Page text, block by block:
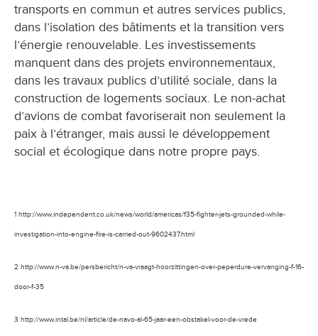
transports en commun et autres services publics,
dans l’isolation des bâtiments et la transition vers
l’énergie renouvelable. Les investissements
manquent dans des projets environnementaux,
dans les travaux publics d’utilité sociale, dans la
construction de logements sociaux. Le non-achat
d’avions de combat favoriserait non seulement la
paix à l’étranger, mais aussi le développement
social et écologique dans notre propre pays.
1 http://www.independent.co.uk/news/world/americas/f35-fighter-jets-grounded-while-
investigation-into-engine-fire-is-carried-out-9602437.html
2 http://www.n-va.be/persbericht/n-va-vraagt-hoorzittingen-over-peperdure-vervanging-f-16-
door-f-35
3 http://www.intal.be/nl/article/de-navo-al-65-jaar-een-obstakel-voor-de-vrede